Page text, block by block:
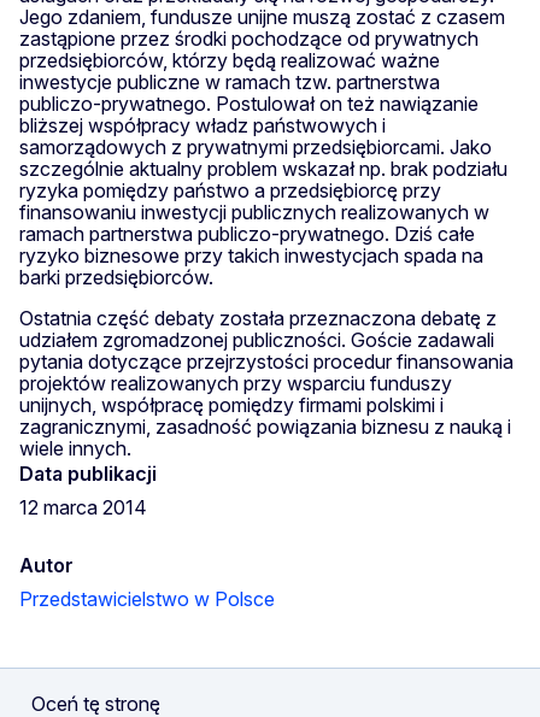
Jego zdaniem, fundusze unijne muszą zostać z czasem
zastąpione przez środki pochodzące od prywatnych
przedsiębiorców, którzy będą realizować ważne
inwestycje publiczne w ramach tzw. partnerstwa
publiczo-prywatnego. Postulował on też nawiązanie
bliższej współpracy władz państwowych i
samorządowych z prywatnymi przedsiębiorcami. Jako
szczególnie aktualny problem wskazał np. brak podziału
ryzyka pomiędzy państwo a przedsiębiorcę przy
finansowaniu inwestycji publicznych realizowanych w
ramach partnerstwa publiczo-prywatnego. Dziś całe
ryzyko biznesowe przy takich inwestycjach spada na
barki przedsiębiorców.
Ostatnia część debaty została przeznaczona debatę z
udziałem zgromadzonej publiczności. Goście zadawali
pytania dotyczące przejrzystości procedur finansowania
projektów realizowanych przy wsparciu funduszy
unijnych, współpracę pomiędzy firmami polskimi i
zagranicznymi, zasadność powiązania biznesu z nauką i
wiele innych.
Data publikacji
12 marca 2014
Autor
Przedstawicielstwo w Polsce
Oceń tę stronę